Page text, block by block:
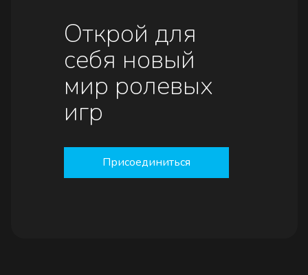
Открой для
себя новый
мир ролевых
игр
Присоединиться